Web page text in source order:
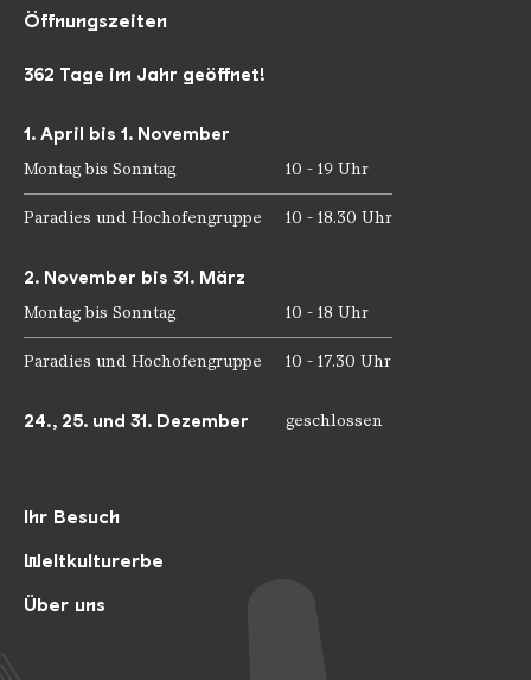
Ihr Besuch
Weltkulturerbe
Über uns
Öffnungszeiten
362 Tage im Jahr geöffnet!
1. April bis 1. November
Montag bis Sonntag 10 - 19 Uhr
Paradies und Hochofengruppe 10 - 18.30 Uhr
2. November bis 31. März
Montag bis Sonntag 10 - 18 Uhr
Paradies und Hochofengruppe 10 - 17.30 Uhr
24., 25. und 31. Dezember geschlossen